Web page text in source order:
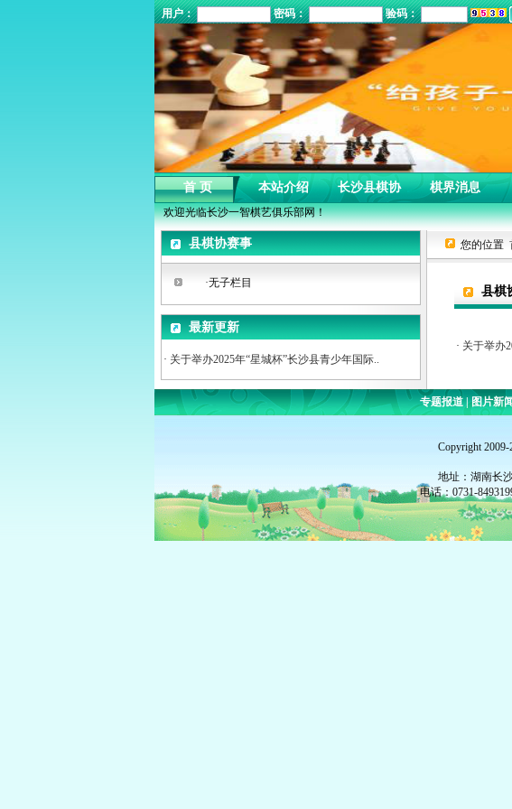
用户： 密码： 验码：
首 页 本站介绍 长沙县棋协 棋界消息
欢迎光临长沙一智棋艺俱乐部网！
县棋协赛事
·无子栏目
最新更新
· 关于举办2025年“星城杯”长沙县青少年国际..
您的位置
县棋
· 关于举办
专题报道|图片新
Copyright 2009-
地址：湖南长
电话：0731-